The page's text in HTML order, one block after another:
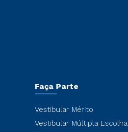
Faça Parte
Vestibular Mérito
Vestibular Múltipla Escolha